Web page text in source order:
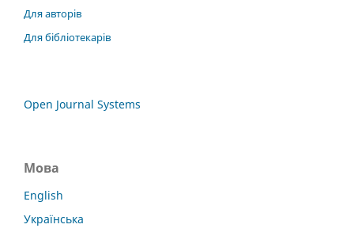
Для авторів
Для бібліотекарів
Open Journal Systems
Мова
English
Українська